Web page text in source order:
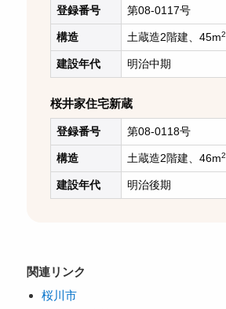
登録番号 第08-0117号
構造 土蔵造2階建、45m2
建設年代 明治中期
桜井家住宅新蔵
登録番号 第08-0118号
構造 土蔵造2階建、46m2
建設年代 明治後期
関連リンク
桜川市